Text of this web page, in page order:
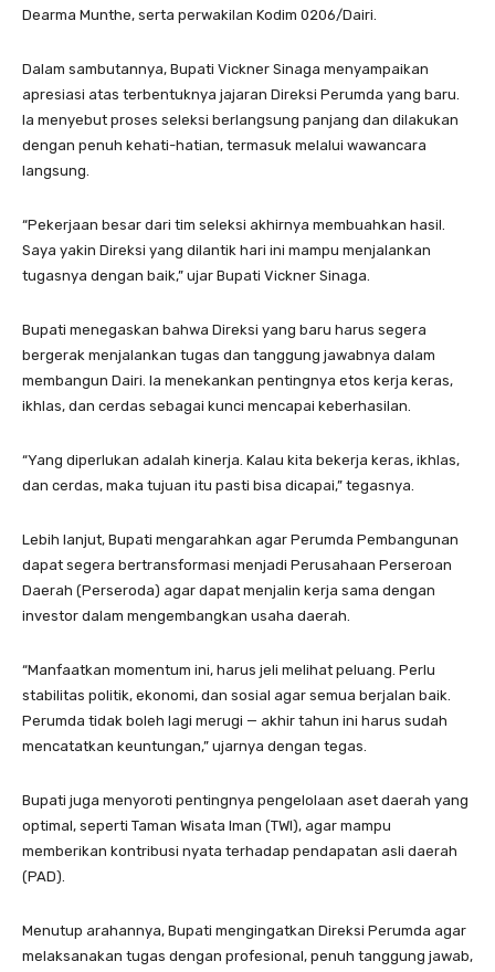
Dearma Munthe, serta perwakilan Kodim 0206/Dairi.
Dalam sambutannya, Bupati Vickner Sinaga menyampaikan
apresiasi atas terbentuknya jajaran Direksi Perumda yang baru.
Ia menyebut proses seleksi berlangsung panjang dan dilakukan
dengan penuh kehati-hatian, termasuk melalui wawancara
langsung.
“Pekerjaan besar dari tim seleksi akhirnya membuahkan hasil.
Saya yakin Direksi yang dilantik hari ini mampu menjalankan
tugasnya dengan baik,” ujar Bupati Vickner Sinaga.
Bupati menegaskan bahwa Direksi yang baru harus segera
bergerak menjalankan tugas dan tanggung jawabnya dalam
membangun Dairi. Ia menekankan pentingnya etos kerja keras,
ikhlas, dan cerdas sebagai kunci mencapai keberhasilan.
“Yang diperlukan adalah kinerja. Kalau kita bekerja keras, ikhlas,
dan cerdas, maka tujuan itu pasti bisa dicapai,” tegasnya.
Lebih lanjut, Bupati mengarahkan agar Perumda Pembangunan
dapat segera bertransformasi menjadi Perusahaan Perseroan
Daerah (Perseroda) agar dapat menjalin kerja sama dengan
investor dalam mengembangkan usaha daerah.
“Manfaatkan momentum ini, harus jeli melihat peluang. Perlu
stabilitas politik, ekonomi, dan sosial agar semua berjalan baik.
Perumda tidak boleh lagi merugi — akhir tahun ini harus sudah
mencatatkan keuntungan,” ujarnya dengan tegas.
Bupati juga menyoroti pentingnya pengelolaan aset daerah yang
optimal, seperti Taman Wisata Iman (TWI), agar mampu
memberikan kontribusi nyata terhadap pendapatan asli daerah
(PAD).
Menutup arahannya, Bupati mengingatkan Direksi Perumda agar
melaksanakan tugas dengan profesional, penuh tanggung jawab,